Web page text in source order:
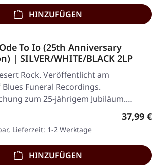
HINZUFÜGEN
Ode To Io (25th Anniversary
| SILVER/WHITE/BLACK 2LP
Rock. Veröffentlicht am
Blues Funeral Recordings.
zum 25-jährigem Jubiläum.…
Regulärer
37,99 €
Lieferzeit: 1-2 Werktage
HINZUFÜGEN